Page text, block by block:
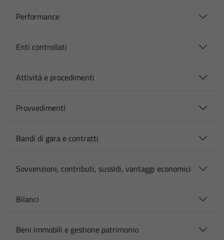
Performance
Enti controllati
Attività e procedimenti
Provvedimenti
Bandi di gara e contratti
Sovvenzioni, contributi, sussidi, vantaggi economici
Bilanci
Beni immobili e gestione patrimonio